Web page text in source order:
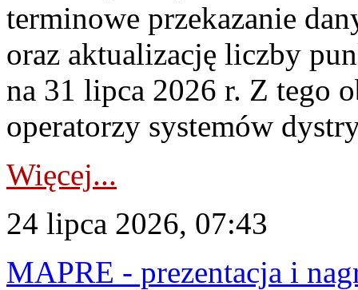
terminowe przekazanie
oraz aktualizację liczby
na 31 lipca 2026 r. Z tego
operatorzy systemów
Więcej...
24 lipca 2026, 07:43
MAPRE - prezentacja i